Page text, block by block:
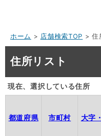
ホーム > 店舗検索TOP > 住
住所リスト
現在、選択している住所
都道府県 市町村 大字